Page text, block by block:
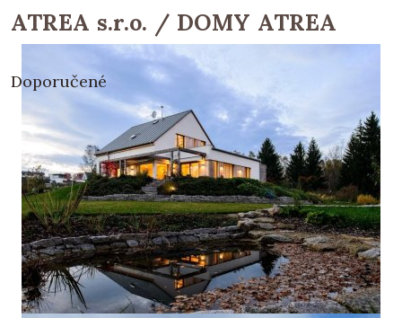
ATREA s.r.o. / DOMY ATREA
Doporučené